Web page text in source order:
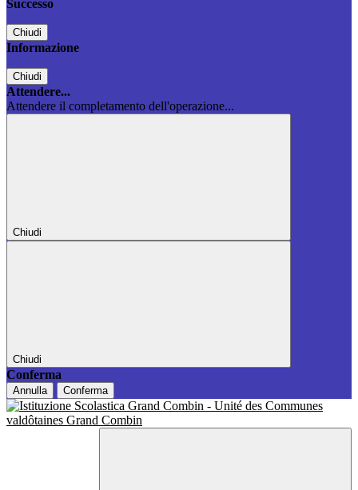
Successo
Chiudi
Informazione
Chiudi
Attendere...
Attendere il completamento dell'operazione...
Chiudi
Chiudi
Conferma
Annulla Conferma